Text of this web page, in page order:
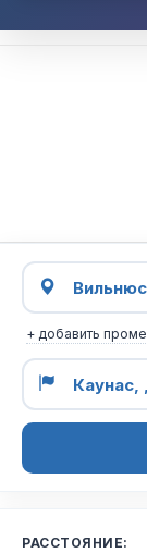
+ добавить
РАССТОЯНИЕ: